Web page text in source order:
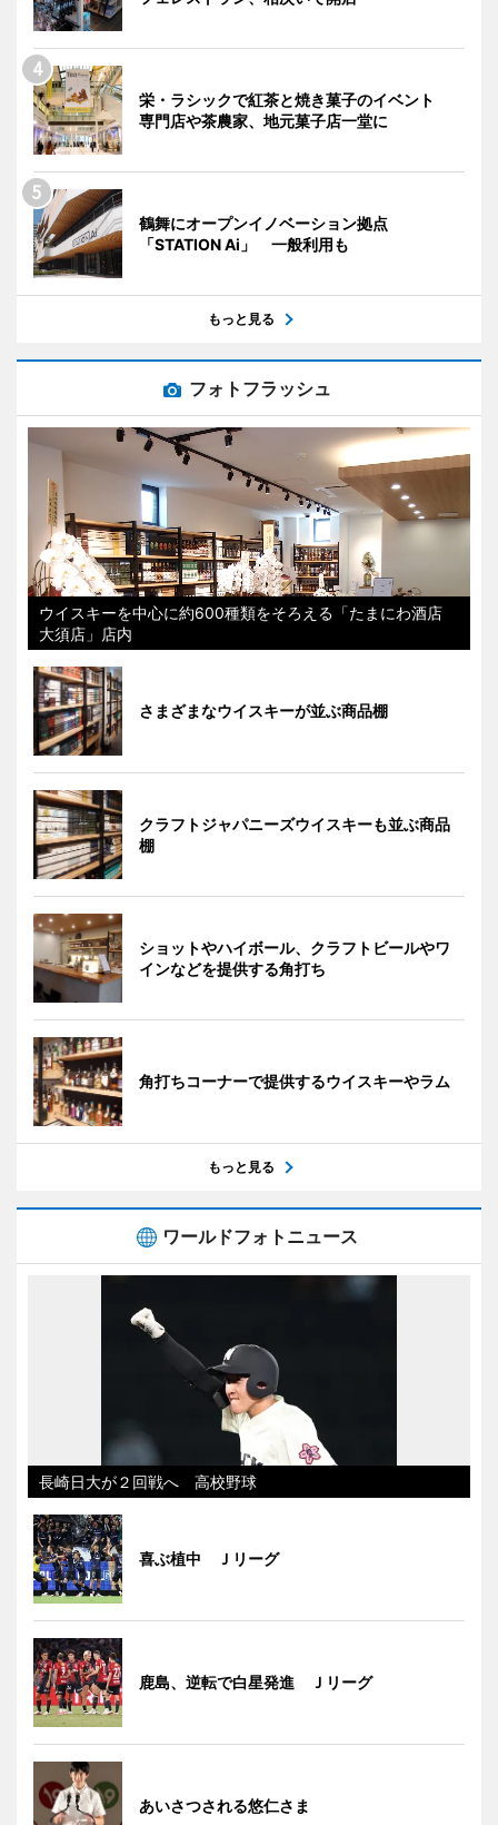
栄・ラシックで紅茶と焼き菓子のイベント
専門店や茶農家、地元菓子店一堂に
鶴舞にオープンイノベーション拠点
「STATION Ai」 一般利用も
もっと見る
フォトフラッシュ
ウイスキーを中心に約600種類をそろえる「たまにわ酒店
大須店」店内
さまざまなウイスキーが並ぶ商品棚
クラフトジャパニーズウイスキーも並ぶ商品
棚
ショットやハイボール、クラフトビールやワ
インなどを提供する角打ち
角打ちコーナーで提供するウイスキーやラム
もっと見る
ワールドフォトニュース
長崎日大が２回戦へ 高校野球
喜ぶ植中 Ｊリーグ
鹿島、逆転で白星発進 Ｊリーグ
あいさつされる悠仁さま